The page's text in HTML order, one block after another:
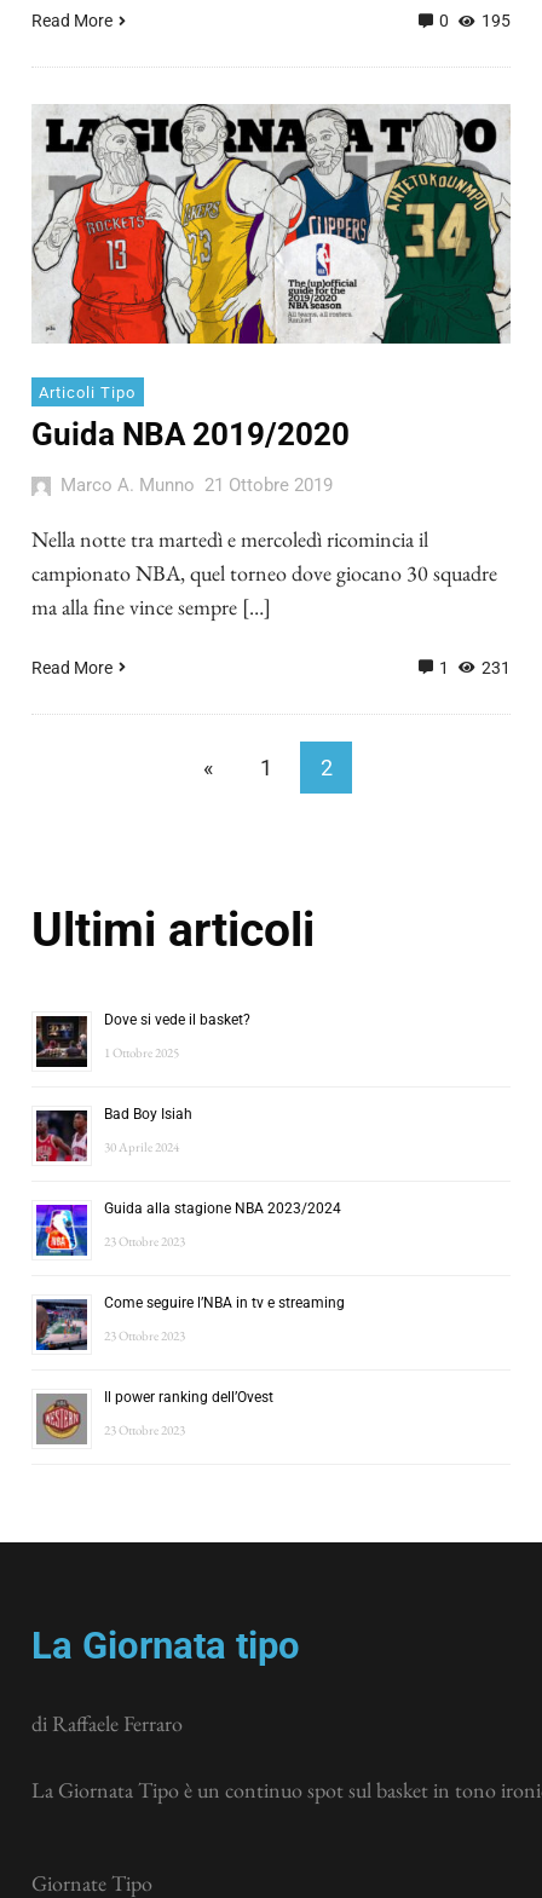
Read More 0 195
Articoli Tipo
Guida NBA 2019/2020
Marco A. Munno 21 Ottobre 2019
Nella notte tra martedì e mercoledì ricomincia il
campionato NBA, quel torneo dove giocano 30 squadre
ma alla fine vince sempre […]
Read More 1 231
« 1 2
Ultimi articoli
Dove si vede il basket?
1 Ottobre 2025
Bad Boy Isiah
30 Aprile 2024
Guida alla stagione NBA 2023/2024
23 Ottobre 2023
Come seguire l’NBA in tv e streaming
23 Ottobre 2023
Il power ranking dell’Ovest
23 Ottobre 2023
La Giornata tipo
di Raffaele Ferraro
La Giornata Tipo è un continuo spot sul basket in tono
Giornate Tipo